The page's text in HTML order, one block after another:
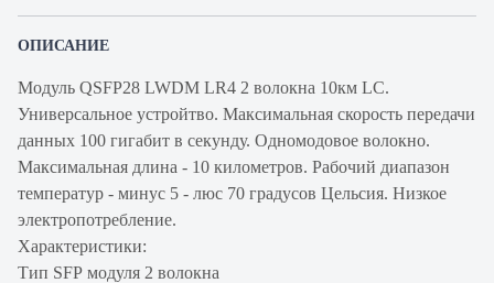
ОПИСАНИЕ
Модуль QSFP28 LWDM LR4 2 волокна 10км LC.
Универсальное устройтво. Максимальная скорость передачи
данных 100 гигабит в секунду. Одномодовое волокно.
Максимальная длина - 10 километров. Рабочий диапазон
температур - минус 5 - люс 70 градусов Цельсия. Низкое
электропотребление.
Характеристики:
Тип SFP модуля 2 волокна